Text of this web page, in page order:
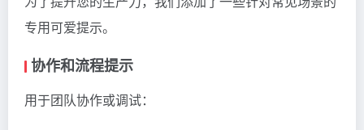
专用可爱提示。
协作和流程提示
用于团队协作或调试：